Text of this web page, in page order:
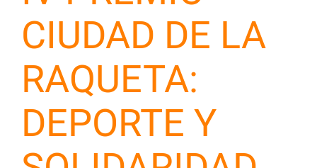
Noticias
Programas
Zona de prensa
CIUDAD DE LA
RAQUETA:
DEPORTE Y